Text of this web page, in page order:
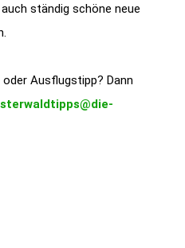
ständig schöne neue
Ausflugstipp? Dann